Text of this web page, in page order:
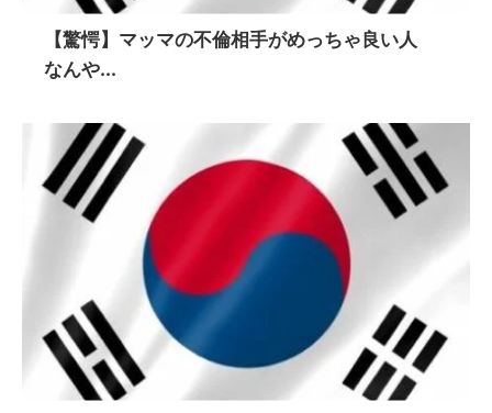
【驚愕】マッマの不倫相手がめっちゃ良い人
なんや...